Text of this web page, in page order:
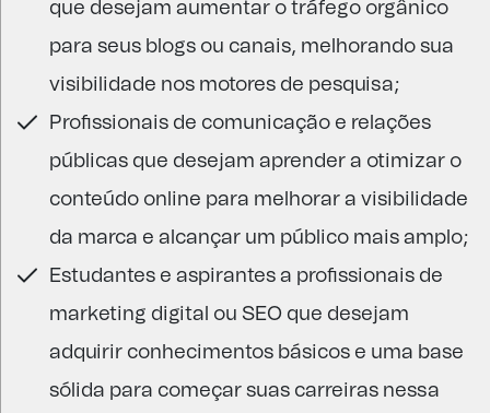
que desejam aumentar o tráfego orgânico
para seus blogs ou canais, melhorando sua
visibilidade nos motores de pesquisa;
Profissionais de comunicação e relações
públicas que desejam aprender a otimizar o
conteúdo online para melhorar a visibilidade
da marca e alcançar um público mais amplo;
Estudantes e aspirantes a profissionais de
marketing digital ou SEO que desejam
adquirir conhecimentos básicos e uma base
sólida para começar suas carreiras nessa